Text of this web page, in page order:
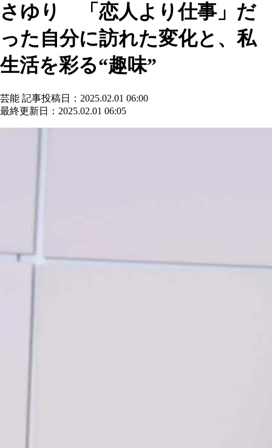
さゆり 「恋人より仕事」だ
った自分に訪れた変化と、私
生活を彩る“趣味”
芸能 記事投稿日：2025.02.01 06:00
最終更新日：2025.02.01 06:05